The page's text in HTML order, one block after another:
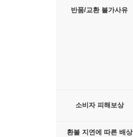
반품/교환 불가사유
소비자 피해보상
환불 지연에 따른 배상